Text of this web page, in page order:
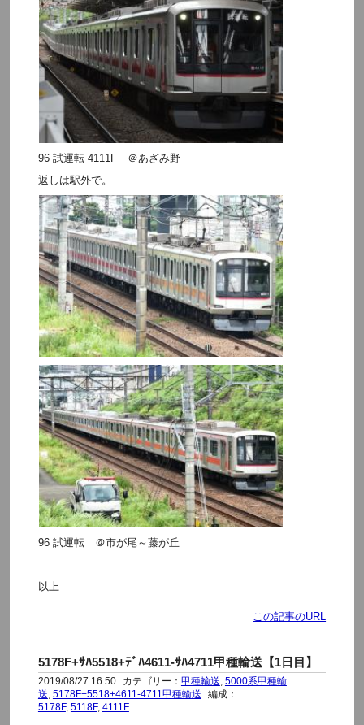
96 試運転 4111F ＠あざみ野
返しは駅外で。
96 試運転 ＠市が尾～藤が丘
以上
この記事のURL
5178F+ｻﾊ5518+ﾃﾞﾊ4611-ｻﾊ4711甲種輸送【1日目】
2019/08/27 16:50 カテゴリー： 甲種輸送 5000系甲種輸
送 5178F+5518+4611-4711甲種輸送
編成：
5178F, 5118F, 4111F